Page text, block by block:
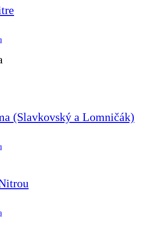
(Slavkovský a Lomničák)